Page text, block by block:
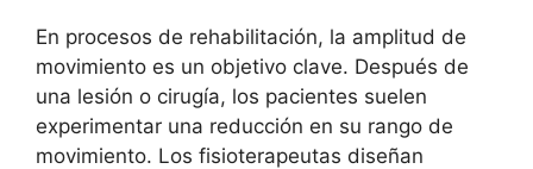
En procesos de rehabilitación, la amplitud de
movimiento es un objetivo clave. Después de
una lesión o cirugía, los pacientes suelen
experimentar una reducción en su rango de
movimiento. Los fisioterapeutas diseñan